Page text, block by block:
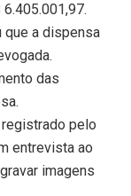
que a dispensa
das
pelo
entrevista ao
imagens